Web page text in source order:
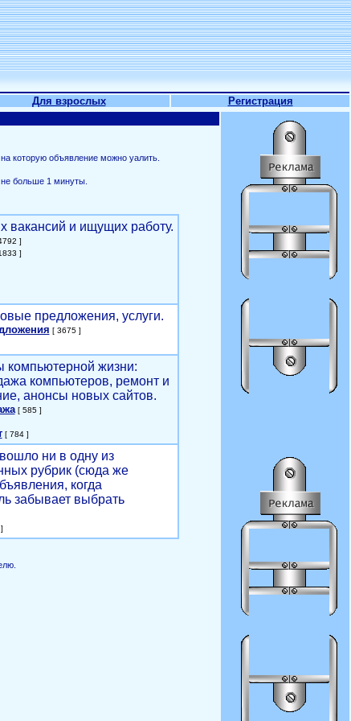
Для взрослых Регистрация
которую объявление можно уалить.
не больше 1 минуты.
вакансий и ищущих работу.
]
]
предложения, услуги.
[ 3675 ]
компьютерной жизни:
компьютеров, ремонт и
анонсы новых сайтов.
[ 585 ]
[ 784 ]
ни в одну из
рубрик (сюда же
когда
забывает выбрать